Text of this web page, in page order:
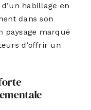
habillage en
dans son
paysage marqué
d’offrir un